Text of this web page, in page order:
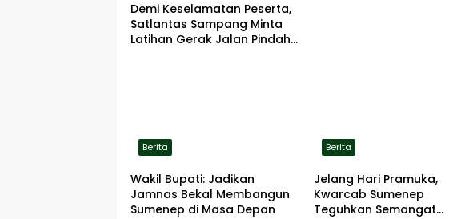
Demi Keselamatan Peserta,
Satlantas Sampang Minta
Latihan Gerak Jalan Pindah
Berita
Wakil Bupati: Jadikan
Jamnas Bekal Membangun
Sumenep di Masa Depan
Berita
Jelang Hari Pramuka,
Kwarcab Sumenep
Teguhkan Semangat